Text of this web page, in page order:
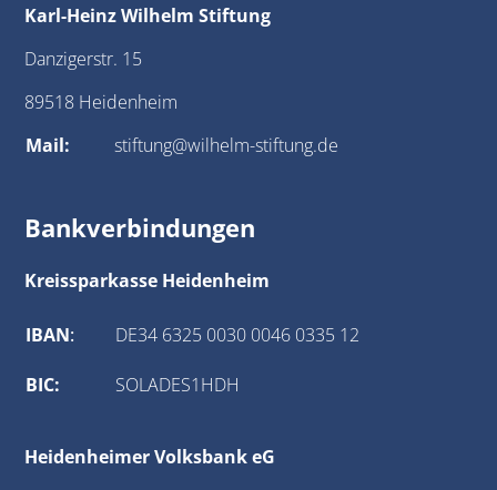
Karl-Heinz Wilhelm Stiftung
Danzigerstr. 15
89518 Heidenheim
Mail:
stiftung@wilhelm-stiftung.de
Bankverbindungen
Kreissparkasse Heidenheim
IBAN: DE34 6325 0030 0046 0335 12
BIC: SOLADES1HDH
Heidenheimer Volksbank eG